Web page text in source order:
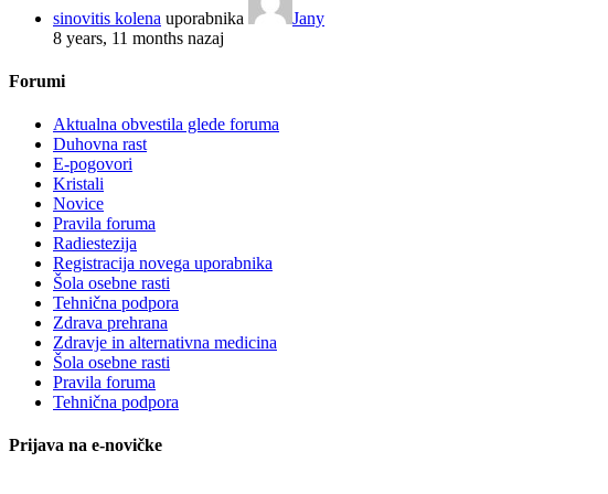
sinovitis kolena uporabnika
Jany
8 years, 11 months nazaj
Forumi
Aktualna obvestila glede foruma
Duhovna rast
E-pogovori
Kristali
Novice
Pravila foruma
Radiestezija
Registracija novega uporabnika
Šola osebne rasti
Tehnična podpora
Zdrava prehrana
Zdravje in alternativna medicina
Šola osebne rasti
Pravila foruma
Tehnična podpora
Prijava na e-novičke